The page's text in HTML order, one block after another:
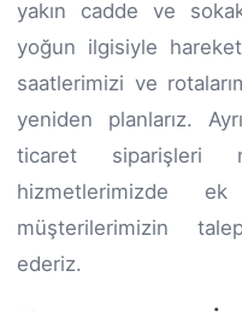
yakın cadde ve
yoğun ilgisiyle
saatlerimizi ve
yeniden planlarız.
ticaret siparişleri
hizmetlerimizde
müşterilerimizin
ederiz.